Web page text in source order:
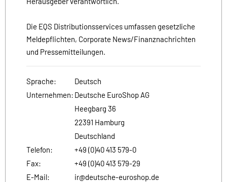
Die EQS Distributionsservices umfassen gesetzliche
Meldepflichten, Corporate News/Finanznachrichten
und Pressemitteilungen.
Sprache:
Deutsch
Unternehmen: Deutsche EuroShop AG
Heegbarg 36
22391 Hamburg
Deutschland
Telefon:
+49 (0)40 413 579-0
Fax:
+49 (0)40 413 579-29
E-Mail:
ir@deutsche-euroshop.de